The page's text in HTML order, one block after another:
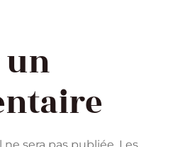
un